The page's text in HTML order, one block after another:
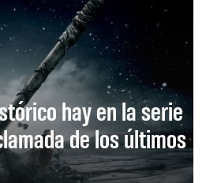
hay en la serie
de los últimos